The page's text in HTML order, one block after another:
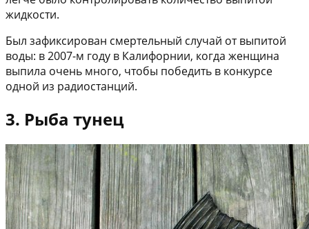
жидкости.
Был зафиксирован смертельный случай от выпитой
воды: в 2007-м году в Калифорнии, когда женщина
выпила очень много, чтобы победить в конкурсе
одной из радиостанций.
3. Рыба тунец